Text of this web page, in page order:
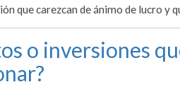
que carezcan de ánimo de lucro y
o inversiones